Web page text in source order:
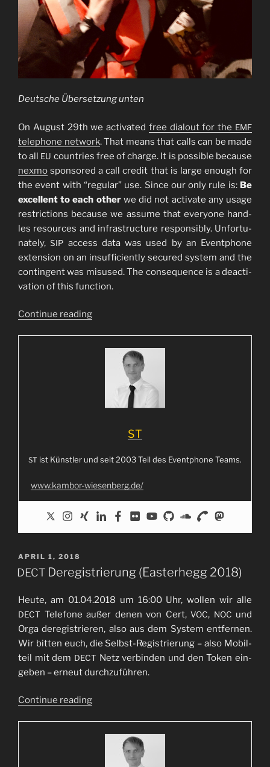
Deut­sche Über­set­zung unten
On August 29th we acti­va­ted free dia­lout for the EMF
tele­pho­ne net­work. That means that calls can be made
to all EU count­ries free of char­ge. It is pos­si­ble becau­se
nex­mo spon­so­red a call cre­dit that is lar­ge enough for
the event with “regu­lar” use. Sin­ce our only rule is: Be
excel­lent to each otherwe did not acti­va­te any usa­ge
rest­ric­tions becau­se we assu­me that ever­yo­ne hand­
les resour­ces and infra­struc­tu­re respon­si­bly. Unfort­u­
na­te­ly,SIP access data was used by an Event­phone
exten­si­on on an insuf­fi­ci­ent­ly secu­red sys­tem and the
con­tin­gent was misu­s­ed. The con­se­quence is a deac­ti­
va­ti­on of this func­tion.
Con­ti­nue rea­ding“
restrictions”
ST
ST ist Künst­ler und seit 2003 Teil des Event­phone Teams.
www.kambor-wiesenberg.de/
POSTED
ON
APRIL 1, 2018
DECT Deregistrierung (Easterhegg 2018)
Heu­te, am 01.04.2018 um 16:00 Uhr, wol­len wir alle
DECT Tele­fo­ne außer denen von Cert, VOC, NOC und
Orga dere­gis­trie­ren, also aus dem Sys­tem ent­fer­nen.
Wir bit­ten euch, die Selbst-Regis­trie­rung – also Mobil­
teil mit dem DECT Netz ver­bin­den und den Token ein­
ge­ben – erneut durch­zu­füh­ren.
Con­ti­nue rea­ding“